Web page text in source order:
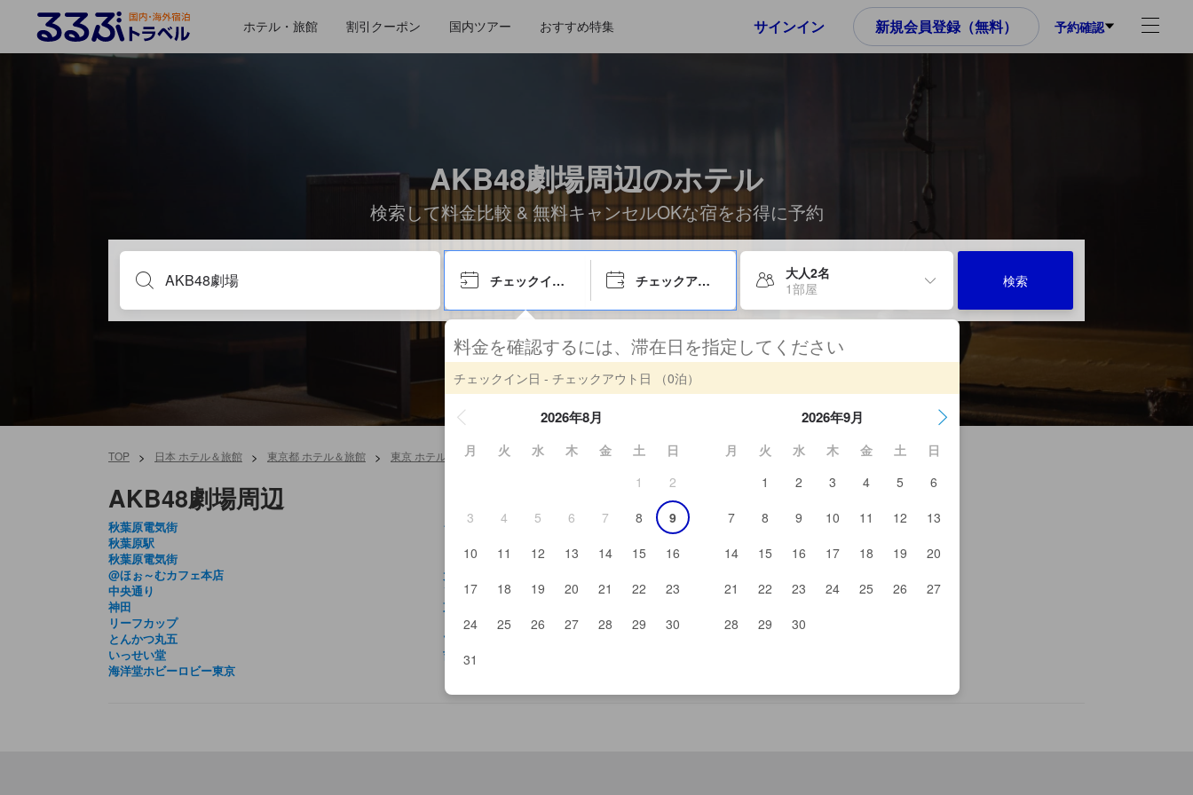
ホテル・旅館 割引クーポン 国内ツアー おすすめ特集 サインイン 新規会員登録（無料） 予約確認
AKB48劇場周辺のホテル
検索して料金比較 & 無料キャンセルOKな宿をお得に予約
チェックイン日 チェックアウト日
大人2名
1部屋
検索
料金を確認するには、滞在日を指定してください
チェックイン日 - チェックアウト日 （0泊）
2026年8月
月 火 水 木 金 土
日
1
2
3
4 5 6 7 8
9
10
11 12 13 14 15
16
17
18 19 20 21 22
23
24
25 26 27 28 29
30
31
2026年9月
月 火 水 木 金 土
日
1
2 3 4 5
6
7
8 9 10 11 12
13
14
15 16 17 18 19
20
21
22 23 24 25 26
27
28
29 30
TOP > 日本 ホテル＆旅館 > 東京都 ホテル＆旅館 > 東京 ホテル＆旅館 AKB48劇場
AKB48劇場周辺
秋葉原電気街
秋葉原駅
秋葉原電気街
@ほぉ～むカフェ本店
中央通り
神田
リーフカップ
とんかつ丸五
いっせい堂
海洋堂ホビーロビー東京
ラオックス
ミロンガ ヌーバ
大屋書房
ソフマップ
東京アニメセンター
とらのあな秋葉原店A・B
ツクモRobot王国
吉徳
浅草橋
新御茶ノ水駅
地下鉄 淡路町駅
地下鉄 小川町駅